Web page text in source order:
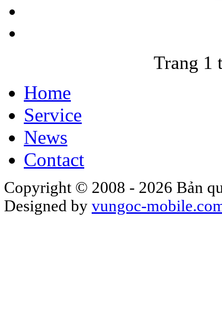
Trang 1
Home
Service
News
Contact
Copyright © 2008 - 2026 Bản
Designed by vungoc-